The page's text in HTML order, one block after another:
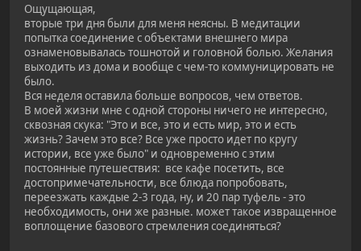
Ощущающая,
вторые три дня были для меня неясны. В медитации
попытка соединение с объектами внешнего мира
ознаменовывалась тошнотой и головной болью. Желания
выходить из дома и вообще с чем-то коммуницировать не
было.
Вся неделя оставила больше вопросов, чем ответов.
В моей жизни мне с одной стороны ничего не интересно,
сквозная скука: "Это и все, это и есть мир, это и есть
жизнь? Зачем это все? Все уже просто идет по кругу
истории, все уже было" и одновременно с этим
постоянные путешествия: все кафе посетить, все
достопримечательности, все блюда попробовать,
переезжать каждые 2-3 года, ну, и 20 пар туфель - это
необходимость, они же разные. может такое извращенное
воплощение базового стремления соединяться?